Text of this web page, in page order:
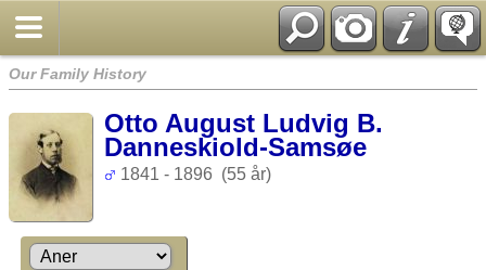
Our Family History
Otto August Ludvig B.
Danneskiold-Samsøe
1841 - 1896 (55 år)